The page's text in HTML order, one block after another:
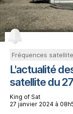
Fréquences
L'actualité
satellite du
King of Sat
27 janvier 2024 à